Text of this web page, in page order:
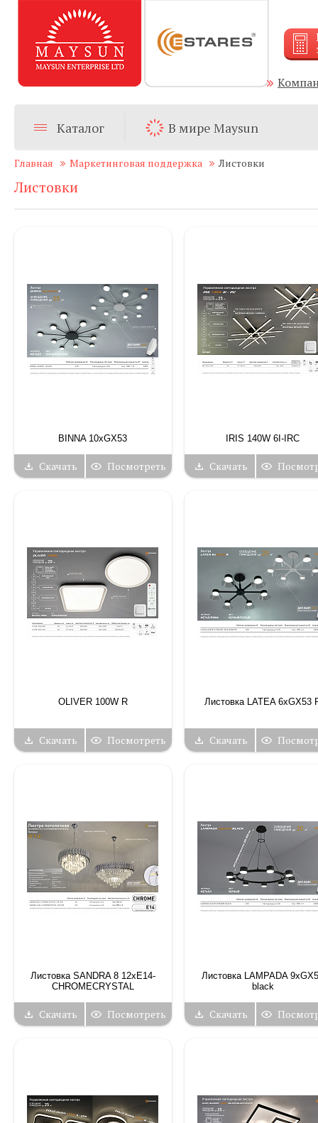
Каталог В мире Maysun
Главная Маркетинговая поддержка Листовки
Листовки
BINNA 10xGX53
Скачать Посмотреть
IRIS 140W 6I-IRC
Скачать
OLIVER 100W R
Скачать Посмотреть
Листовка LATEA 6xGX53
Скачать
Листовка SANDRA 8 12хЕ14-
CHROMECRYSTAL
Скачать Посмотреть
Листовка LAMPADA
black
Скачать